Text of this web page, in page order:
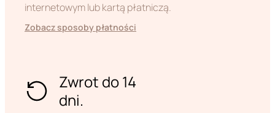
internetowym lub kartą płatniczą.
Zobacz sposoby płatności
Zwrot do 14
dni.